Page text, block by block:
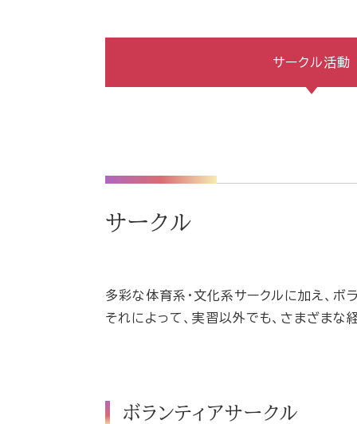
サークル活動
サークル
多彩な体育系・文化系サークルに加え、ボ
それによって、実習以外でも、さまざまな
ボランティアサークル